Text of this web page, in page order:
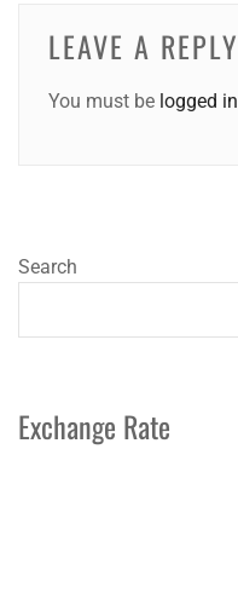
LEAVE A REPLY
You must be logged in
Search
Exchange Rate